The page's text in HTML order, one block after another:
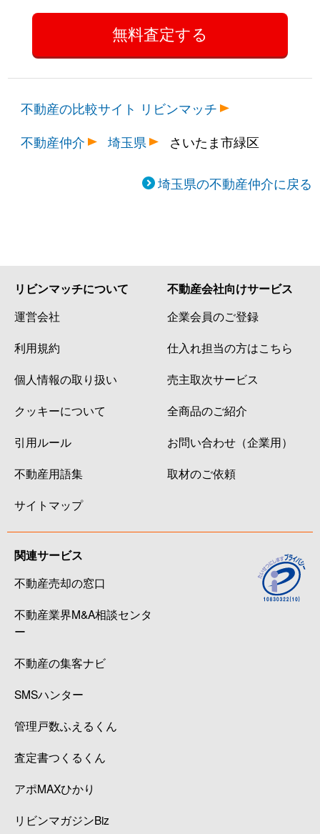
不動産の比較サイト リビンマッチ
不動産仲介
埼玉県 さいたま市緑区
埼玉県の不動産仲介に戻る
リビンマッチについて
運営会社
利用規約
個人情報の取り扱い
クッキーについて
引用ルール
不動産用語集
サイトマップ
不動産会社向けサービス
企業会員のご登録
仕入れ担当の方はこちら
売主取次サービス
全商品のご紹介
お問い合わせ（企業用）
取材のご依頼
関連サービス
不動産売却の窓口
不動産業界M&A相談センタ
ー
不動産の集客ナビ
SMSハンター
管理戸数ふえるくん
査定書つくるくん
アポMAXひかり
リビンマガジンBiz